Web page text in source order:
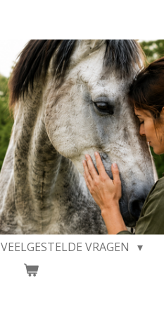
VEELGESTELDE VRAGEN